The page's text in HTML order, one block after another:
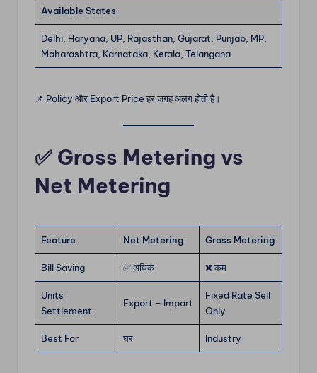
Available States
Delhi, Haryana, UP, Rajasthan, Gujarat, Punjab, MP,
Maharashtra, Karnataka, Kerala, Telangana
📌 Policy और Export Price हर जगह अलग होती है।
✅ Gross Metering vs
Net Metering
Feature Net Metering Gross Metering
Bill Saving ✅ अधिक ❌ कम
Units
Settlement
Export – Import
Fixed Rate Sell
Only
Best For घर Industry